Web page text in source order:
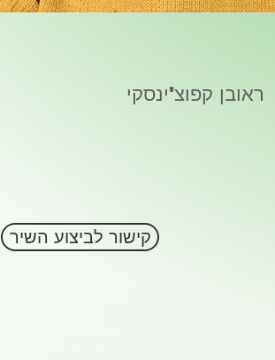
ראובן קפוצ'ינסקי
קישור לביצוע השיר